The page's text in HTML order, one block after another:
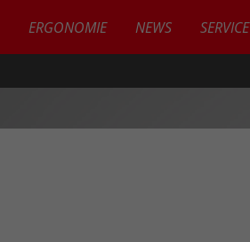
ERGONOMIE NEWS SERVICE